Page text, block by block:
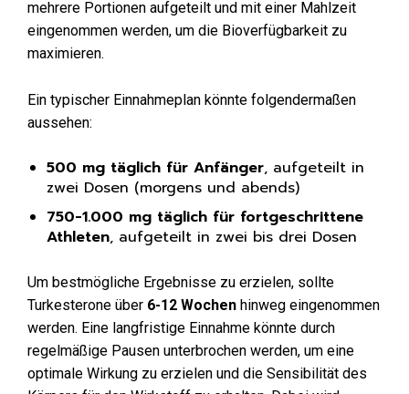
mehrere Portionen aufgeteilt und mit einer Mahlzeit
eingenommen werden, um die Bioverfügbarkeit zu
maximieren.
Ein typischer Einnahmeplan könnte folgendermaßen
aussehen:
500 mg täglich für Anfänger, aufgeteilt in
zwei Dosen (morgens und abends)
750-1.000 mg täglich für fortgeschrittene
Athleten, aufgeteilt in zwei bis drei Dosen
Um bestmögliche Ergebnisse zu erzielen, sollte
Turkesterone über 6-12 Wochen hinweg eingenommen
werden. Eine langfristige Einnahme könnte durch
regelmäßige Pausen unterbrochen werden, um eine
optimale Wirkung zu erzielen und die Sensibilität des